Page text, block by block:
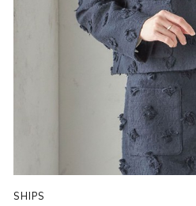
SHIPS